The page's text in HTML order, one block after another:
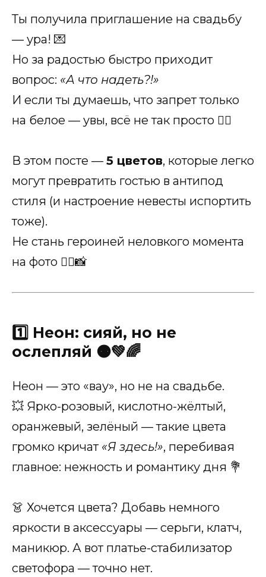
Ты получила приглашение на свадьбу
— ура! 💌
Но за радостью быстро приходит
вопрос: «А что надеть?!»
И если ты думаешь, что запрет только
на белое — увы, всё не так просто 🤷‍♀️
В этом посте — 5 цветов, которые легко
могут превратить гостью в антипод
стиля (и настроение невесты испортить
тоже).
Не стань героиней неловкого момента
на фото 💁‍♀️📸
1️⃣ Неон: сияй, но не
ослепляй 🟠💚🌈
Неон — это «вау», но не на свадьбе.
💥 Ярко-розовый, кислотно-жёлтый,
оранжевый, зелёный — такие цвета
громко кричат «Я здесь!», перебивая
главное: нежность и романтику дня 💐
👗 Хочется цвета? Добавь немного
яркости в аксессуары — серьги, клатч,
маникюр. А вот платье-стабилизатор
светофора — точно нет.